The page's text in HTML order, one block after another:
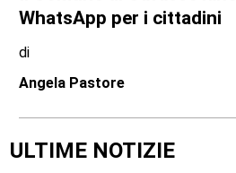
WhatsApp per i cittadini
di
Angela Pastore
ULTIME NOTIZIE